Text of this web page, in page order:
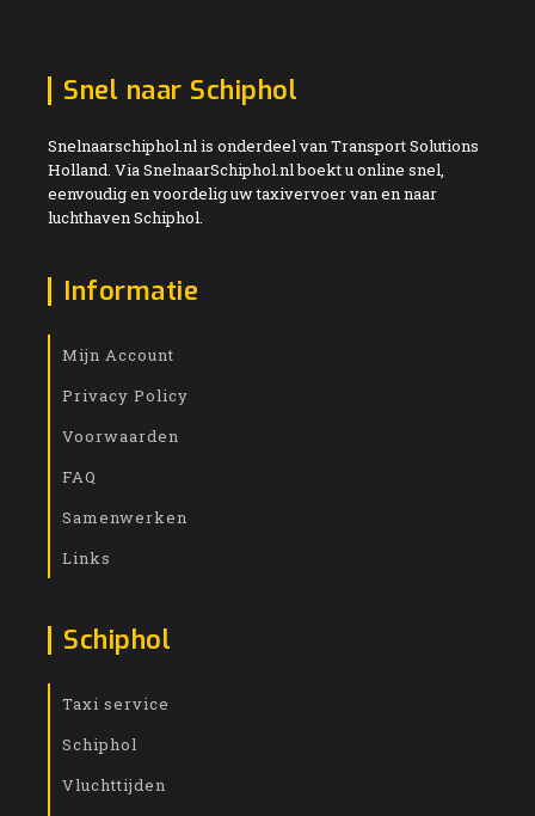
Snel naar Schiphol
Snelnaarschiphol.nl is onderdeel van Transport Solutions
Holland. Via SnelnaarSchiphol.nl boekt u online snel,
eenvoudig en voordelig uw taxivervoer van en naar
luchthaven Schiphol.
Informatie
Mijn Account
Privacy Policy
Voorwaarden
FAQ
Samenwerken
Links
Schiphol
Taxi service
Schiphol
Vluchttijden